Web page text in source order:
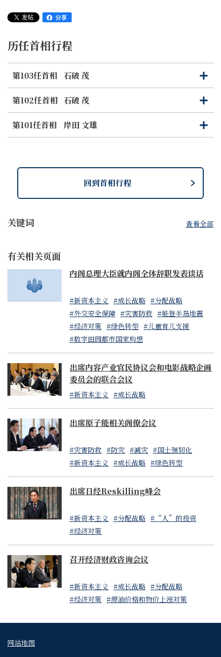
历任首相行程
第103任首相 石破 茂
打
开
关
闭
第102任首相 石破 茂
打
开
关
闭
第101任首相
岸田 文雄
打
开
关
闭
关键词 查看全部
有关相关页面
内阁总理大臣就内阁全体辞职发表谈话
#新资本主义 #成长战略 #分配战略
#外交安全保障 #灾害防救 #能登半岛地震
#经济对策 #绿色转型 #儿童育儿支援
#数字田园都市国家构想
出席内容产业官民协议会和电影战略企画
委员会的联合会议
#新资本主义 #成长战略
出席原子能相关阁僚会议
#灾害防救 #防灾 #减灾 #国土强韧化
#新资本主义 #成长战略 #绿色转型
出席日经Reskilling峰会
#新资本主义 #分配战略 #“人”的投资
#经济对策
召开经济财政咨询会议
#新资本主义 #成长战略 #分配战略
#经济对策 #原油价格和物价上涨对策
回到首相行程
网站地图